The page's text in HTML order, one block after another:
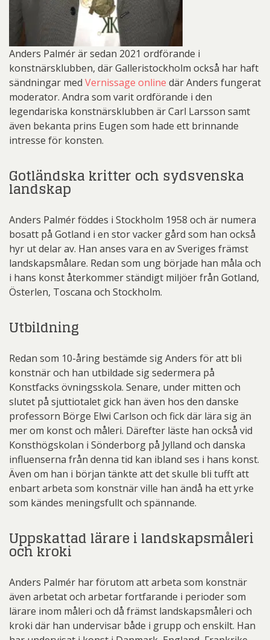
Anders Palmér är sedan 2021 ordförande i
konstnärsklubben, där Galleristockholm också har haft
sändningar med Vernissage online där Anders fungerat
moderator. Andra som varit ordförande i den
legendariska konstnärsklubben är Carl Larsson samt
även bekanta prins Eugen som hade ett brinnande
intresse för konsten.
Gotländska kritter och sydsvenska
landskap
Anders Palmér föddes i Stockholm 1958 och är numera
bosatt på Gotland i en stor vacker gård som han också
hyr ut delar av. Han anses vara en av Sveriges främst
landskapsmålare. Redan som ung började han måla och
i hans konst återkommer ständigt miljöer från Gotland,
Österlen, Toscana och Stockholm.
Utbildning
Redan som 10-åring bestämde sig Anders för att bli
konstnär och han utbildade sig sedermera på
Konstfacks övningsskola. Senare, under mitten och
slutet på sjuttiotalet gick han även hos den danske
professorn Börge Elwi Carlson och fick där lära sig än
mer om konst och måleri. Därefter läste han också vid
Konsthögskolan i Sönderborg på Jylland och danska
influenserna från denna tid kan ibland ses i hans konst.
Även om han i början tänkte att det skulle bli tufft att
enbart arbeta som konstnär ville han ändå ha ett yrke
som kändes meningsfullt och spännande.
Uppskattad lärare i landskapsmåleri
och kroki
Anders Palmér har förutom att arbeta som konstnär
även arbetat och arbetar fortfarande i perioder som
lärare inom måleri och då främst landskapsmåleri och
kroki där han undervisar både i grupp och enskilt. Han